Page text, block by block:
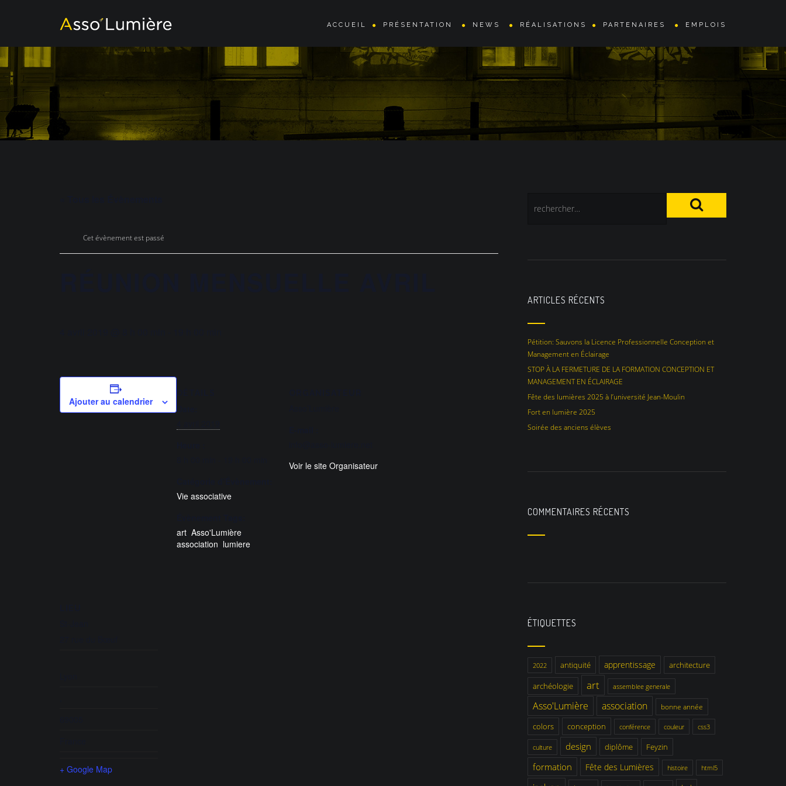
ACCUEIL PRÉSENTATION NEWS RÉALISATIONS PARTENAIRES EMPLOIS
Cet évènement est passé
Ajouter au calendrier
Vie associative
art Asso'Lumière
association lumiere
Voir le site Organisateur
+ Google Map
ARTICLES RÉCENTS
Pétition: Sauvons la Licence Professionnelle Conception et
Management en Éclairage
STOP À LA FERMETURE DE LA FORMATION CONCEPTION ET
MANAGEMENT EN ÉCLAIRAGE
Fête des lumières 2025 à l’université Jean-Moulin
Fort en lumière 2025
Soirée des anciens élèves
COMMENTAIRES RÉCENTS
ÉTIQUETTES
2022 antiquité apprentissage
architecture
archéologie
art assemblee generale
Asso'Lumière association bonne année
colors conception conférence couleur css3
culture design diplôme Feyzin
formation Fête des Lumières histoire html5